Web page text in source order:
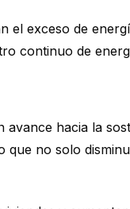
el exceso de
continuo de
hacia la
no solo